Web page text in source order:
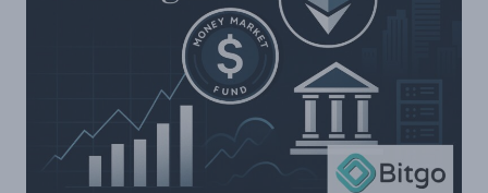
ומה
זה
אומר
לקוראי
קריפטו